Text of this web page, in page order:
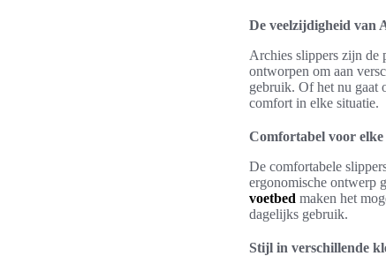
De veelzijdigheid van
Archies slippers zijn de
ontworpen om aan
gebruik. Of het nu gaat
comfort in elke situatie.
Comfortabel voor elke
De comfortabele
ergonomische ontwerp
voetbed maken het
dagelijks gebruik.
Stijl in verschillende